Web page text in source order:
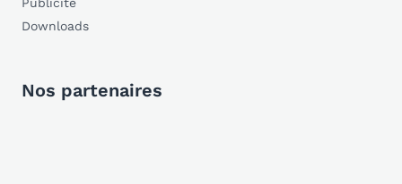
Downloads
Nos partenaires